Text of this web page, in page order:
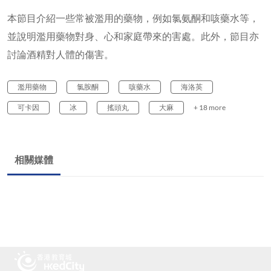
本節目介紹一些常被濫用的藥物，例如氯氨酮和咳藥水等，
並說明濫用藥物對身、心和家庭帶來的害處。此外，節目亦
討論酒精對人體的傷害。
濫用藥物 氯胺酮 咳藥水 海洛英
可卡因 冰 搖頭丸 大麻 + 18 more
相關媒體